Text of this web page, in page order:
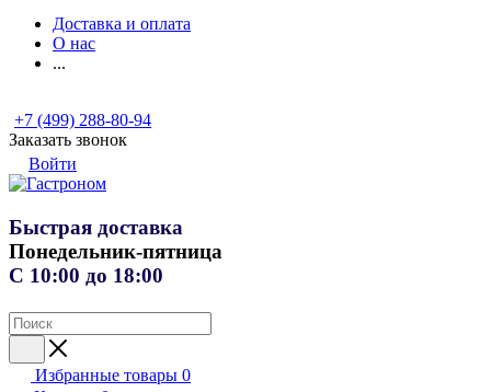
Доставка и оплата
О нас
...
+7 (499) 288-80-94
Заказать звонок
Войти
Быстрая доставка
Понедельник-пятница
С 10:00 до 18:00
Избранные товары 0